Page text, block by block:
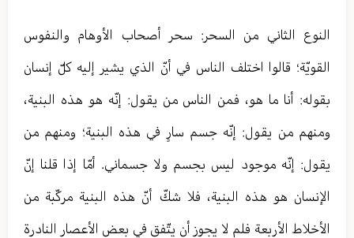
النوع الثاني من السحر: سحر أصحاب الأوهام والنفوس
القويّة؛ قالوا اختلف الناس في أنّ الذي يشير إليه كلّ إنسان
بقوله: أنا ما هو، فمن الناس من يقول: إنّه هو هذه البنية،
ومنهم من يقول: إنّه جسم سارٍ في هذه البنية؛ ومنهم من
يقول: إنّه موجود ليس بجسم ولا جسماني. أمّا إذا قلنا إنّ
الإنسان هو هذه البنية، فلا شكّ أنّ هذه البنية مركّبة من
الأخلاط الأربعة فلم لا يجوز أن يتّفق في بعض الأعصار النادرة